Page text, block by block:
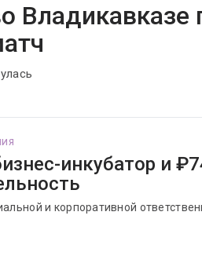
Владикавказе
инкубатор и
и корпоративной